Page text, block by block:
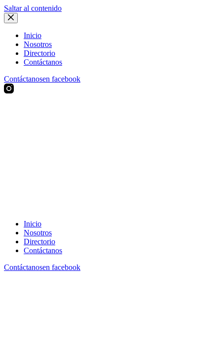
Saltar al contenido
Inicio
Nosotros
Directorio
Contáctanos
Contáctanosen facebook
Inicio
Nosotros
Directorio
Contáctanos
Contáctanosen facebook